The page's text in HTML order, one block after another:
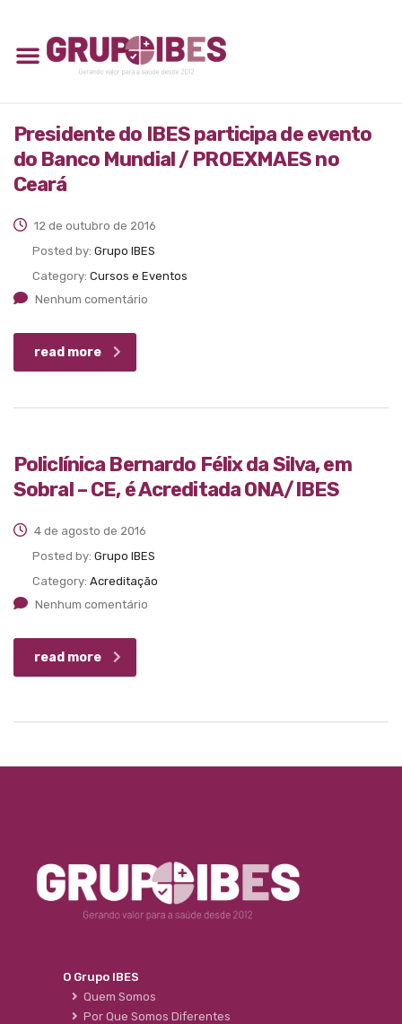
Presidente do IBES participa de evento
do Banco Mundial / PROEXMAES no
Ceará
12 de outubro de 2016
Posted by: Grupo IBES
Category: Cursos e Eventos
Nenhum comentário
read more
Policlínica Bernardo Félix da Silva, em
Sobral – CE, é Acreditada ONA/IBES
4 de agosto de 2016
Posted by: Grupo IBES
Category: Acreditação
Nenhum comentário
read more
O Grupo IBES
Quem Somos
Por Que Somos Diferentes